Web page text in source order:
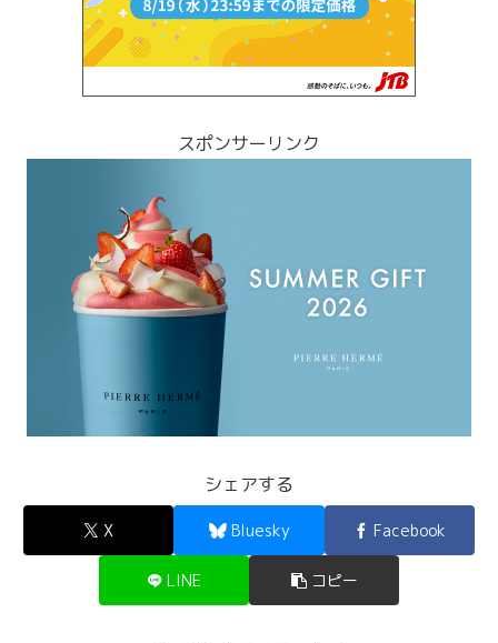
スポンサーリンク
シェアする
X Bluesky Facebook
LINE コピー